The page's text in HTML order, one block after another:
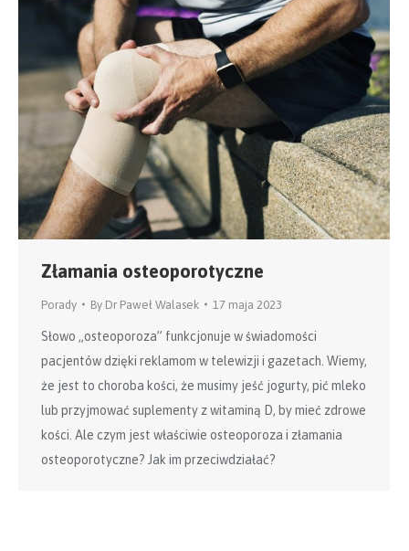
Złamania osteoporotyczne
Porady By Dr Paweł Walasek 17 maja 2023
Słowo „osteoporoza” funkcjonuje w świadomości
pacjentów dzięki reklamom w telewizji i gazetach. Wiemy,
że jest to choroba kości, że musimy jeść jogurty, pić mleko
lub przyjmować suplementy z witaminą D, by mieć zdrowe
kości. Ale czym jest właściwie osteoporoza i złamania
osteoporotyczne? Jak im przeciwdziałać?